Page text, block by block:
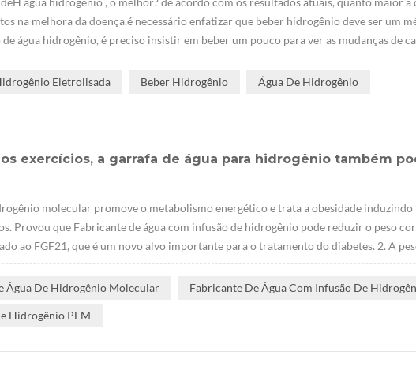
na melhora da doença.é necessário enfatizar que beber hidrogênio deve ser um
água hidrogênio, é preciso insistir em beber um pouco para ver as mudanças de
Eletrolisada Beber Hidrogênio Água De Hidrogênio
exercícios, a garrafa de água para hidrogênio também
molecular promove o metabolismo energético e trata a obesidade
Provou que Fabricante de água com infusão de hidrogênio pode reduzir o peso
ao FGF21, que é um novo alvo importante para o tratamento do diabetes. 2. A
Água De Hidrogênio Molecular Fabricante De Água Com Infusão De
Hidrogênio PEM